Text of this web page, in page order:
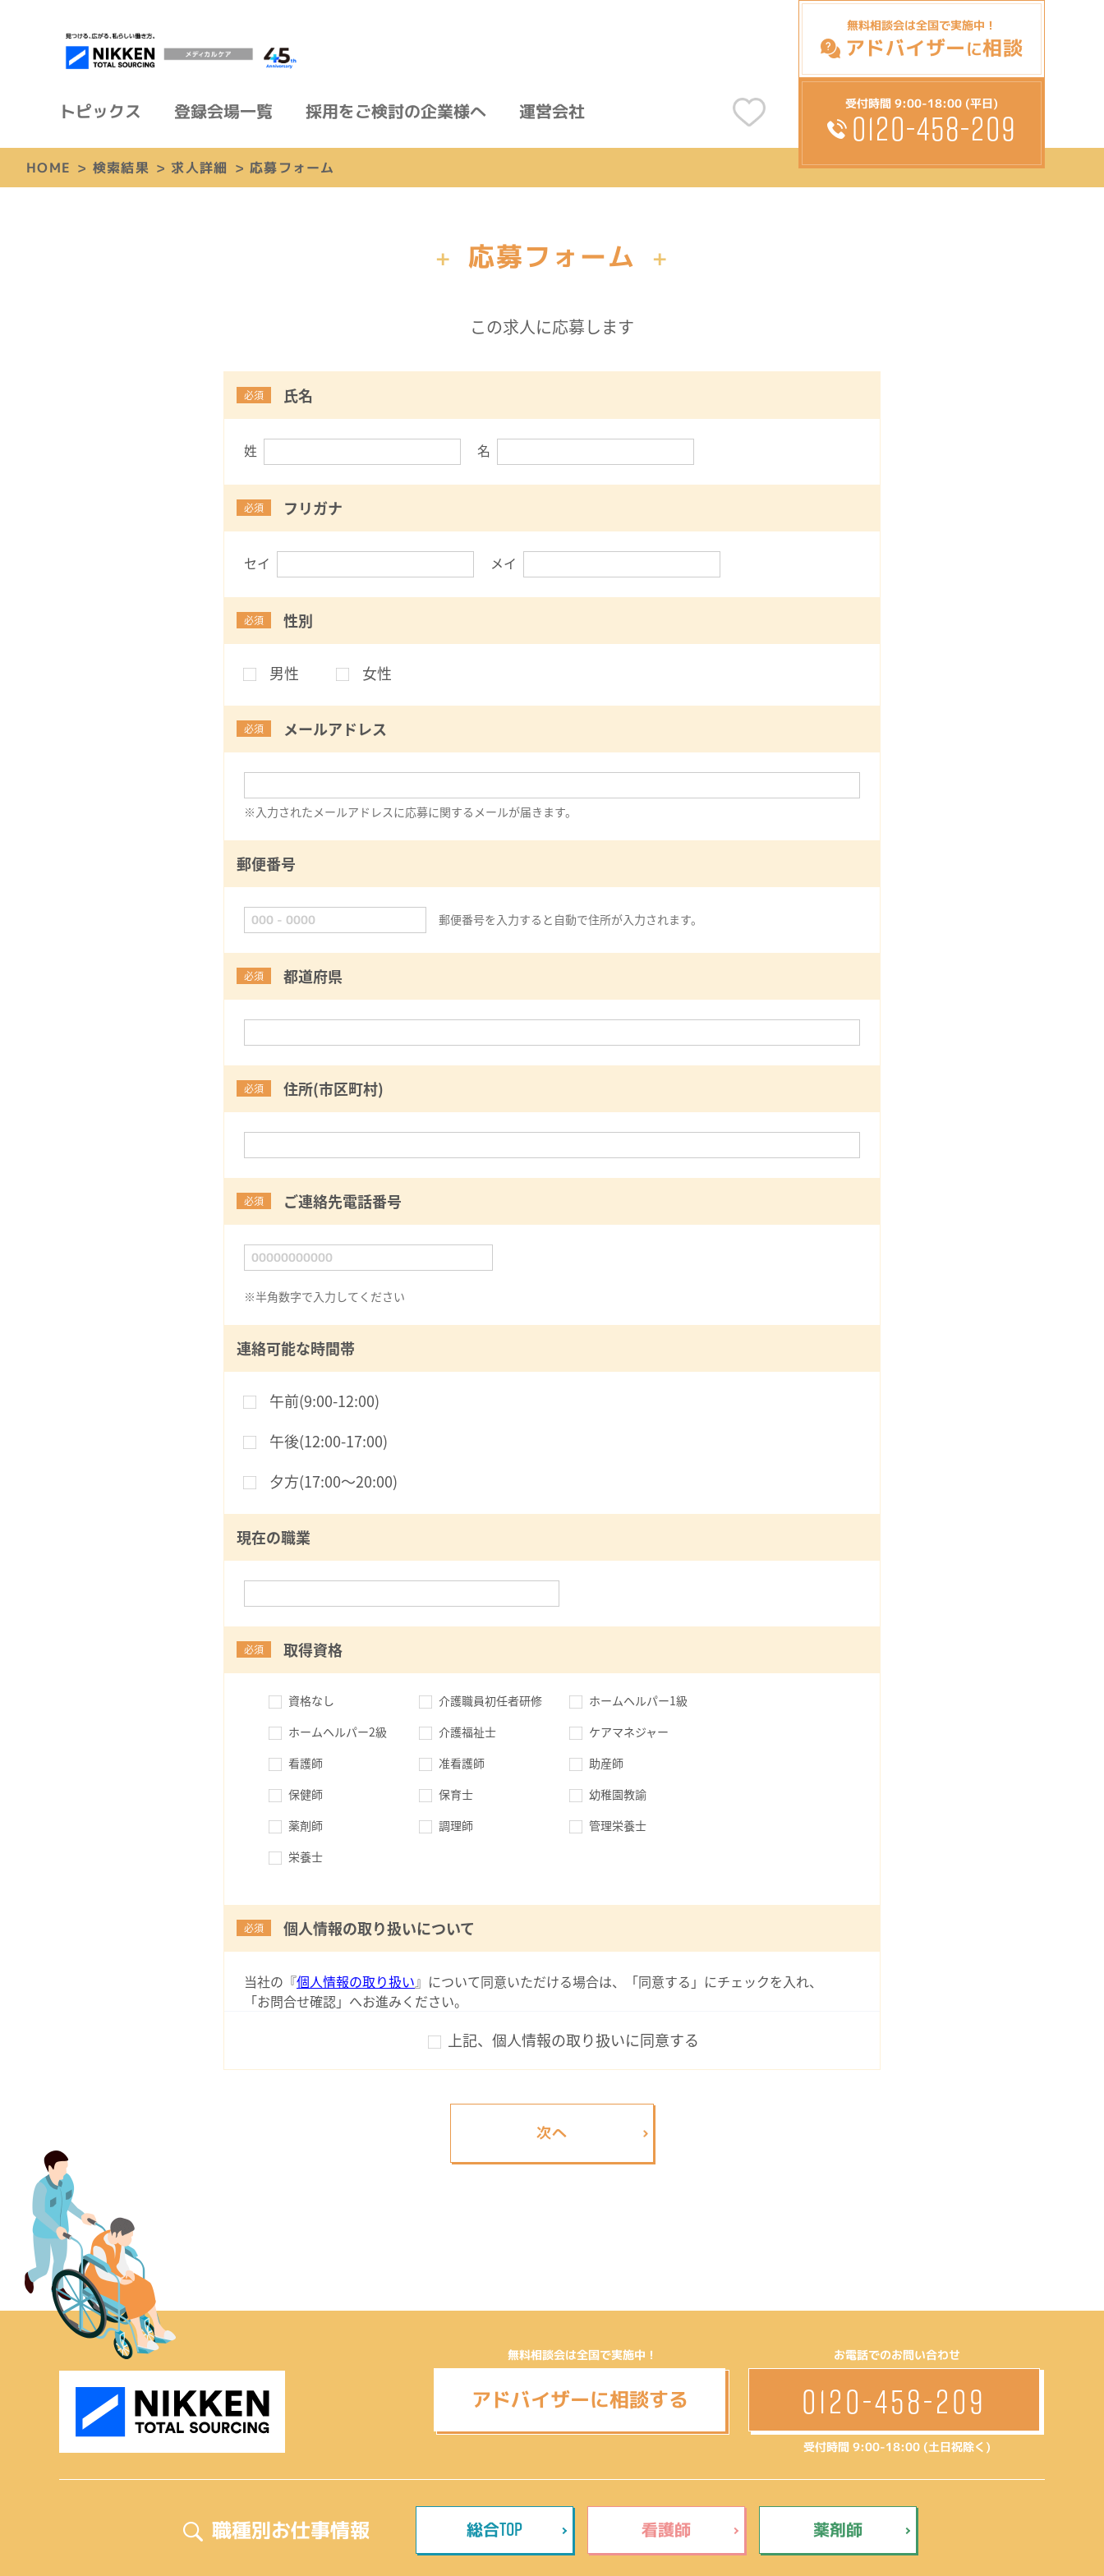
トピックス 登録会場一覧 採用をご検討の企業様へ 運営会社
無料相談会は全国で実施中！
アドバイザーに相談
受付時間 9:00-18:00 (平日)
0120-458-209
HOME > 検索結果 > 求人詳細 > 応募フォーム
+ 応募フォーム +
この求人に応募します
必須 氏名
姓 名
必須 フリガナ
セイ メイ
必須 性別
男性 女性
必須 メールアドレス
※入力されたメールアドレスに応募に関するメールが届きます。
郵便番号
郵便番号を入力すると自動で住所が入力されます。
必須 都道府県
必須 住所(市区町村)
必須 ご連絡先電話番号
※半角数字で入力してください
連絡可能な時間帯
午前(9:00-12:00)
午後(12:00-17:00)
夕方(17:00〜20:00)
現在の職業
必須 取得資格
資格なし 介護職員初任者研修
ホームヘルパー1級
ホームヘルパー2級
介護福祉士
ケアマネジャー
看護師
准看護師
助産師
保健師
保育士
幼稚園教諭
薬剤師
調理師
管理栄養士
栄養士
必須 個人情報の取り扱いについて
当社の『個人情報の取り扱い』について同意いただける場合は、「同意する」にチェックを入れ、
「お問合せ確認」へお進みください。
上記、個人情報の取り扱いに同意する
無料相談会は全国で実施中！
アドバイザーに相談する
お電話でのお問い合わせ
0120-458-209
受付時間 9:00-18:00 (土日祝除く)
職種別お仕事情報 総合TOP 看護師 薬剤師